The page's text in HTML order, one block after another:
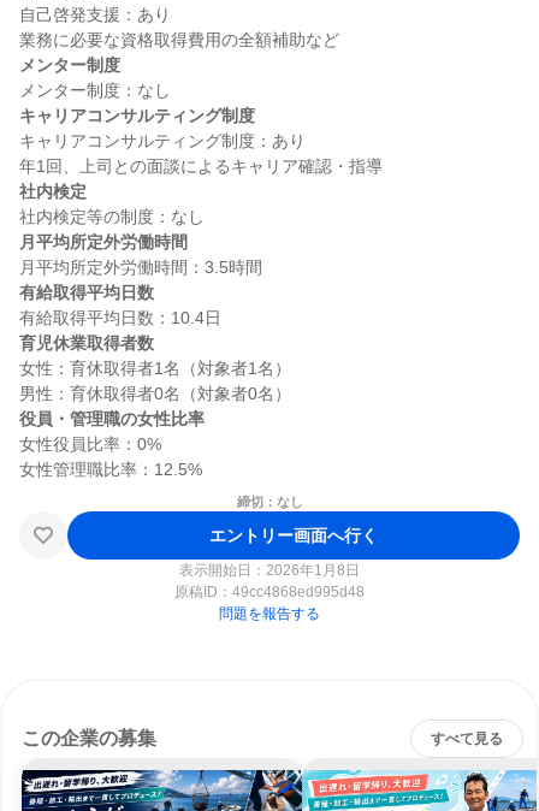
自己啓発支援：あり
メンター制度
キャリアコンサルティング制度
キャリアコンサルティング制度：あり
社内検定
月平均所定外労働時間
有給取得平均日数
育児休業取得者数
女性：育休取得者1名（対象者1名）
役員・管理職の女性比率
女性役員比率：0%
締切：なし
エントリー画面へ行く
表示開始日：2026年1月8日
原稿ID： 49cc4868ed995d48
問題を報告する
この企業の募集 すべて見る